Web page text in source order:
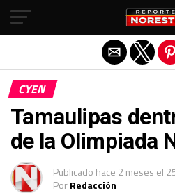
CYEN
Tamaulipas
de la Olimpiada
Publicado hace 2 meses el
PorRedacción
Salir de la